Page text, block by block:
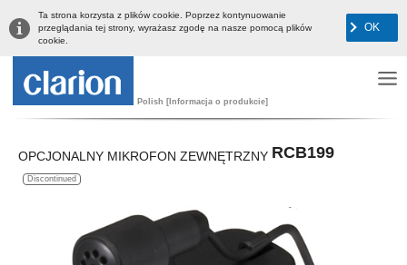
Ta strona korzysta z plików cookie. Poprzez kontynuowanie
przeglądania tej strony, wyrażasz zgodę na nasze pomocą plików
cookie.
OK
Polish [Informacja o produkcie]
OPCJONALNY MIKROFON ZEWNĘTRZNY RCB199
Discontinued